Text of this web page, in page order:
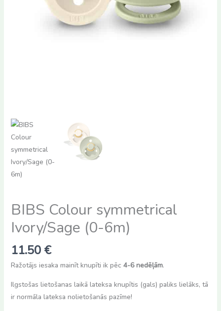
BIBS Colour symmetrical
Ivory/Sage (0-6m)
11.50 €
Ražotājs iesaka mainīt knupīti ik pēc 4-6 nedēļām.
Ilgstošas lietošanas laikā lateksa knupītis (gals) paliks lielāks, tā
ir normāla lateksa nolietošanās pazīme!